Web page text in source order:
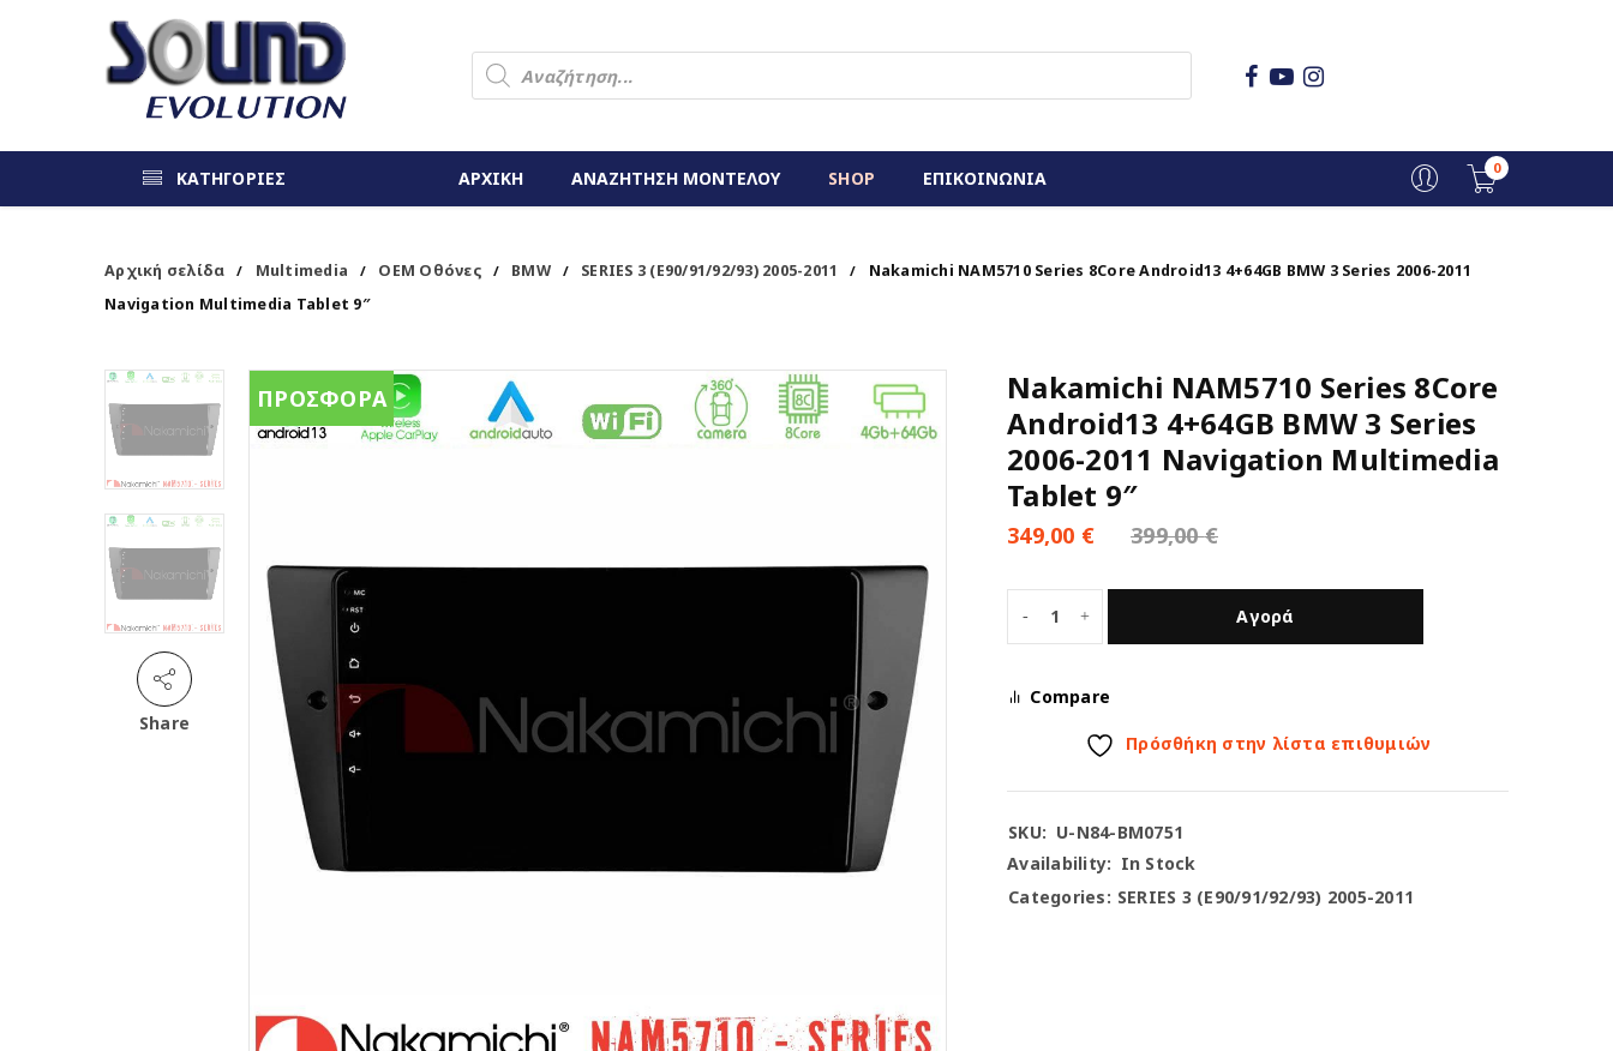
ΚΑΤΗΓΟΡΙΕΣ ΑΡΧΙΚΗ ΑΝΑΖΗΤΗΣΗ ΜΟΝΤΕΛΟΥ SHOP ΕΠΙΚΟΙΝΩΝΙΑ 0
Αρχική σελίδα / Multimedia / OEM Οθόνες / BMW / SERIES 3 (E90/91/92/93) 2005-2011 /
Nakamichi NAM5710 Series 8Core Android13 4+64GB BMW 3 Series 2006-2011
Navigation Multimedia Tablet 9″
Share
ΠΡΟΣΦΟΡΑ
Nakamichi NAM5710 Series 8Core
Android13 4+64GB BMW 3 Series
2006-2011 Navigation Multimedia
Tablet 9″
399,00€
349,00 €
Αγορά
Compare
Πρόσθήκη στην λίστα επιθυμιών
SKU: U-N84-BM0751
Availability: In Stock
Categories: SERIES 3 (E90/91/92/93) 2005-2011